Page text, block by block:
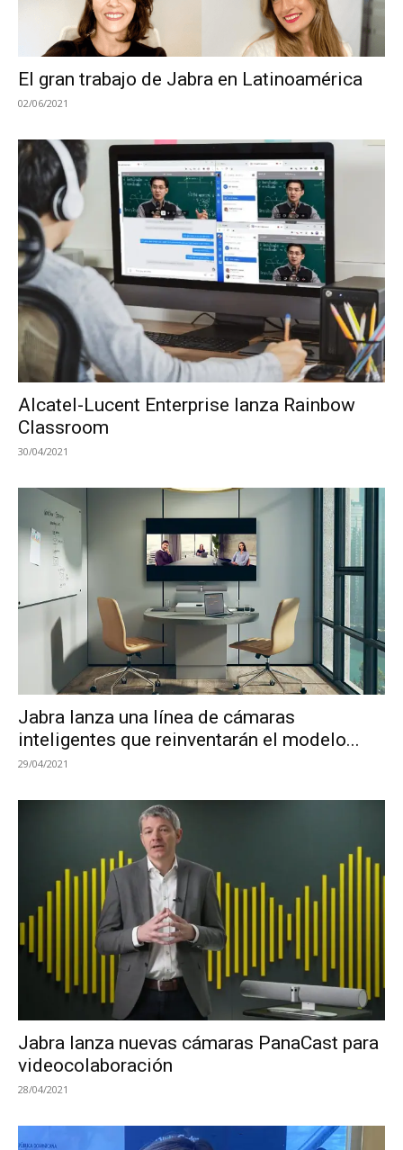
El gran trabajo de Jabra en Latinoamérica
02/06/2021
Alcatel-Lucent Enterprise lanza Rainbow
Classroom
30/04/2021
Jabra lanza una línea de cámaras
inteligentes que reinventarán el modelo...
29/04/2021
Jabra lanza nuevas cámaras PanaCast para
videocolaboración
28/04/2021